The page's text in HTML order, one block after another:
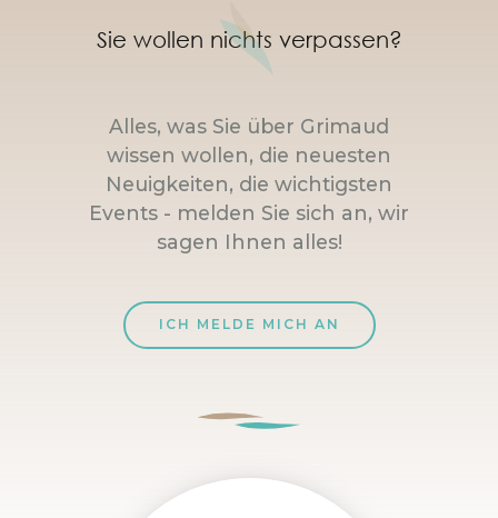
Sie wollen nichts verpassen?
Alles, was Sie über Grimaud
wissen wollen, die neuesten
Neuigkeiten, die wichtigsten
Events - melden Sie sich an, wir
sagen Ihnen alles!
ICH MELDE MICH AN